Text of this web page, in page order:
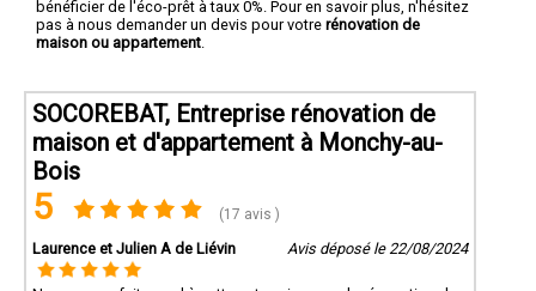
bénéficier de l'éco-prêt à taux 0%. Pour en savoir plus, n'hésitez
pas à nous demander un devis pour votre rénovation de
maison ou appartement
SOCOREBAT, Entreprise rénovation de
maison et d'appartement à Monchy-au-
Bois
5 (17 avis )
Laurence et Julien A de Liévin Avis déposé le 22/08/2024